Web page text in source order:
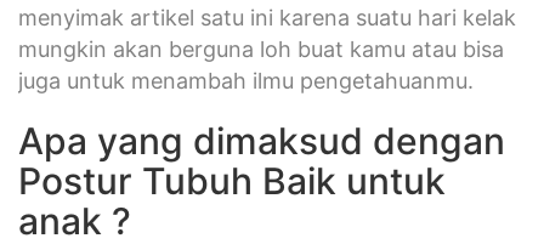
menyimak artikel satu ini karena suatu hari kelak
mungkin akan berguna loh buat kamu atau bisa
juga untuk menambah ilmu pengetahuanmu.
Apa yang dimaksud dengan
Postur Tubuh Baik untuk
anak ?